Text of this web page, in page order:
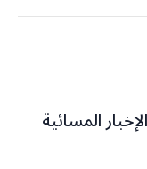
المسائية